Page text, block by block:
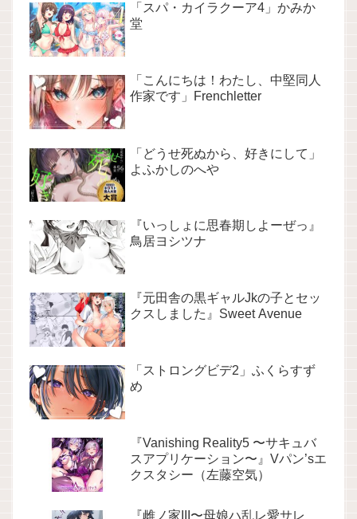
「スパ・カイラクーア4」かみか
堂
「こんにちは！わたし、中堅同人
作家です」Frenchletter
「どうせ死ぬから、好きにして」
よふかしのへや
『いっしょに思春期しよーぜっ』
鳥居ヨシツナ
『元田舎の黒ギャルJkの子とセッ
クスしました』Sweet Avenue
「ストロングビデ2」ふくらすず
め
『Vanishing Reality5 〜サキュバ
スアプリケーション〜』Vパン’sエ
クスタシー（左藤空気）
『雌ノ家III〜母娘ハ乱レ愛サレ